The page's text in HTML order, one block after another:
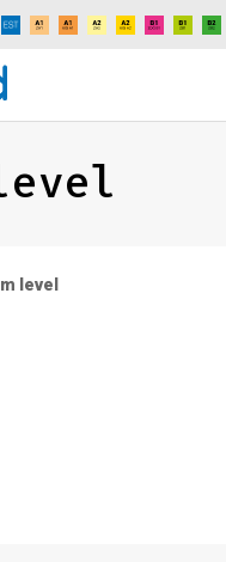
level